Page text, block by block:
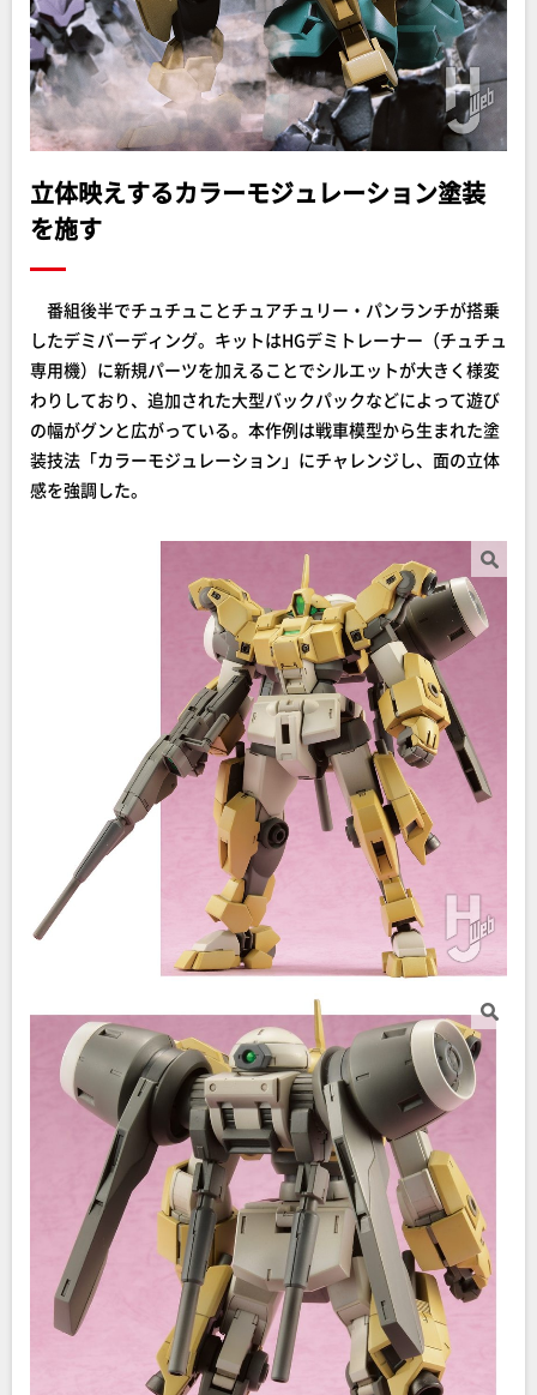
立体映えするカラーモジュレーション塗装
を施す
番組後半でチュチュことチュアチュリー・パンランチが搭乗
したデミバーディング。キットはHGデミトレーナー（チュチュ
専用機）に新規パーツを加えることでシルエットが大きく様変
わりしており、追加された大型バックパックなどによって遊び
の幅がグンと広がっている。本作例は戦車模型から生まれた塗
装技法「カラーモジュレーション」にチャレンジし、面の立体
感を強調した。